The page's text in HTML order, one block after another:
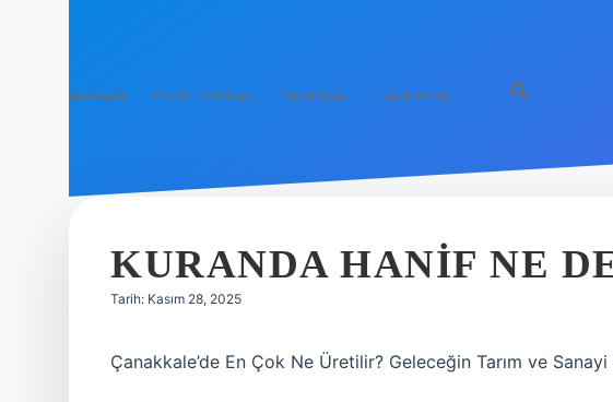
Anasayfa Gizlilik Politikası Yasal Uyarı Hakkımızda
KURANDA HANIF NE
Tarih: Kasım 28, 2025
Çanakkale’de En Çok Ne Üretilir? Geleceğin Tarım ve